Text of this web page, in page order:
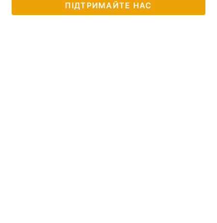
ПІДТРИМАЙТЕ НАС